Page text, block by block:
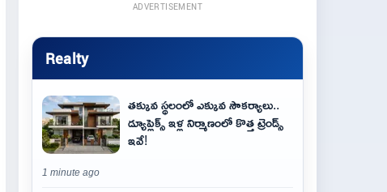
ADVERTISEMENT
Realty
తక్కువ స్థలంలో ఎక్కువ సౌకర్యాలు..
డ్యూప్లెక్స్ ఇళ్ల నిర్మాణంలో కొత్త ట్రెండ్స్
ఇవే!
1 minute ago